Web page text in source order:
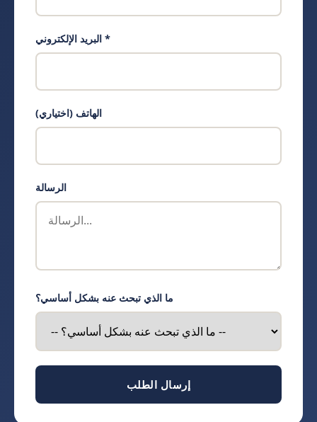
البريد الإلكتروني *
الهاتف (اختياري)
الرسالة
ما الذي تبحث عنه بشكل أساسي؟
إرسال الطلب